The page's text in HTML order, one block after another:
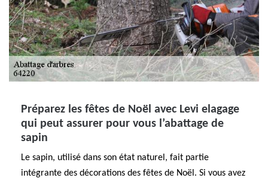
Préparez les fêtes de Noël avec Levi elagage
qui peut assurer pour vous l’abattage de
sapin
Le sapin, utilisé dans son état naturel, fait partie
intégrante des décorations des fêtes de Noël. Si vous avez